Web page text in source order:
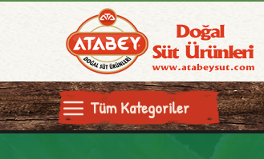
Tüm Kategoriler